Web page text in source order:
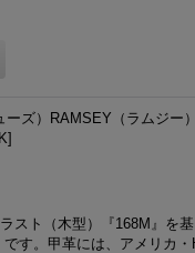
ーズ）RAMSEY（ラムジー
]
スト（木型）『168M』を
す。甲革には、アメリカ